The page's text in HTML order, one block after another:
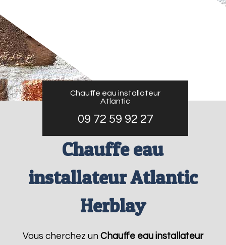
Chauffe eau installateur
Atlantic
09 72 59 92 27
Chauffe eau
installateur Atlantic
Herblay
Vous cherchez un Chauffe eau installateur